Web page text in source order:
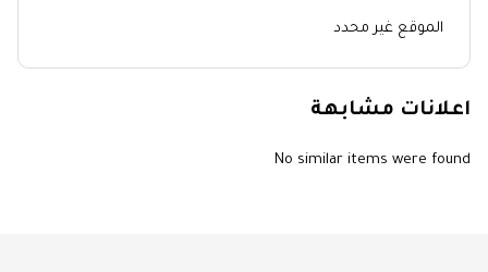
الموقع غير محدد
اعلانات مشابهة
No similar items were found